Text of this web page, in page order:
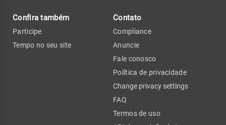
Confira também
Participe
Tempo no seu site
Contato
Compliance
Anuncie
Fale conosco
Política de privacidade
Change privacy settings
FAQ
Termos de uso